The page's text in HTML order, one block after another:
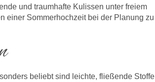
und traumhafte Kulissen unter freiem
einer Sommerhochzeit bei der Planung zu
beliebt sind leichte, fließende Stoffe